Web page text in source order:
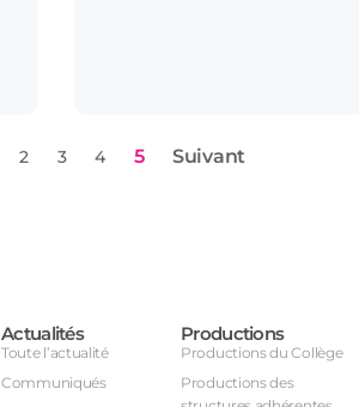
2 3 4 5 Suivant
Actualités
Toute l’actualité
Communiqués
Productions
Productions du Collège
Productions des